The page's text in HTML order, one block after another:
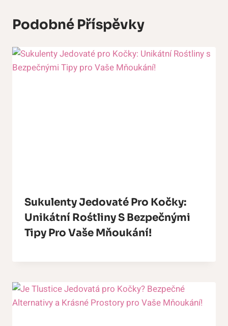
Podobné Příspěvky
Sukulenty Jedovaté Pro Kočky:
Unikátní Rośtliny S Bezpečnými
Tipy Pro Vaše Mňoukání!